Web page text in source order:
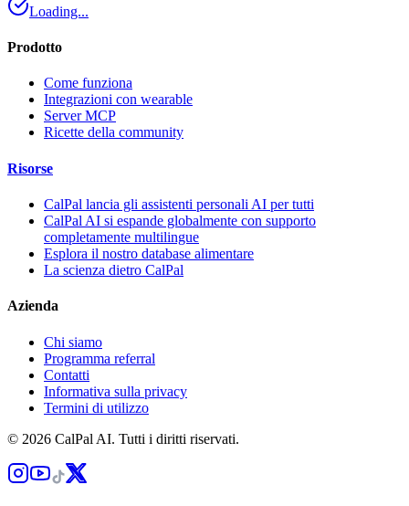
Loading...
Prodotto
Come funziona
Integrazioni con wearable
Server MCP
Ricette della community
Risorse
CalPal lancia gli assistenti personali AI per tutti
CalPal AI si espande globalmente con supporto
completamente multilingue
Esplora il nostro database alimentare
La scienza dietro CalPal
Azienda
Chi siamo
Programma referral
Contatti
Informativa sulla privacy
Termini di utilizzo
© 2026 CalPal AI. Tutti i diritti riservati.